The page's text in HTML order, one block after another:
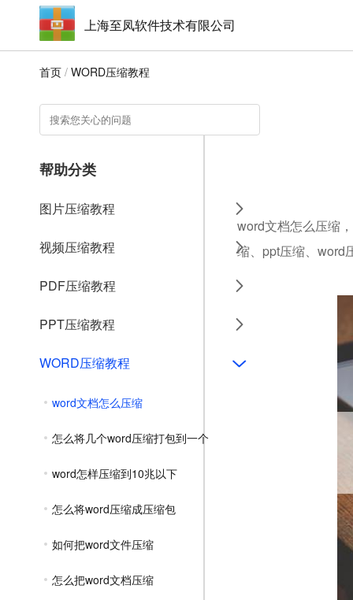
上海至凤软件技术有限公司
首页 / WORD压缩教程
帮助分类
图片压缩教程
视频压缩教程
PDF压缩教程
PPT压缩教程
WORD压缩教程
word文档怎么压缩
怎么将几个word压缩打包到一个
word怎样压缩到10兆以下
怎么将word压缩成压缩包
如何把word文件压缩
怎么把word文档压缩
word文档怎么压缩
缩、ppt压缩、word